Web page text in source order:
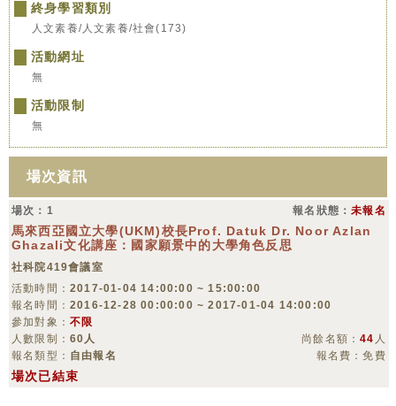
終身學習類別
人文素養/人文素養/社會(173)
活動網址
無
活動限制
無
場次資訊
場次：1 報名狀態：未報名
馬來西亞國立大學(UKM)校長Prof. Datuk Dr. Noor Azlan
Ghazali文化講座：國家願景中的大學角色反思
社科院419會議室
活動時間： 2017-01-04 14:00:00 ~ 15:00:00
報名時間： 2016-12-28 00:00:00 ~ 2017-01-04 14:00:00
參加對象： 不限
人數限制： 60人 尚餘名額：44 人
報名類型： 自由報名 報名費：免費
場次已結束